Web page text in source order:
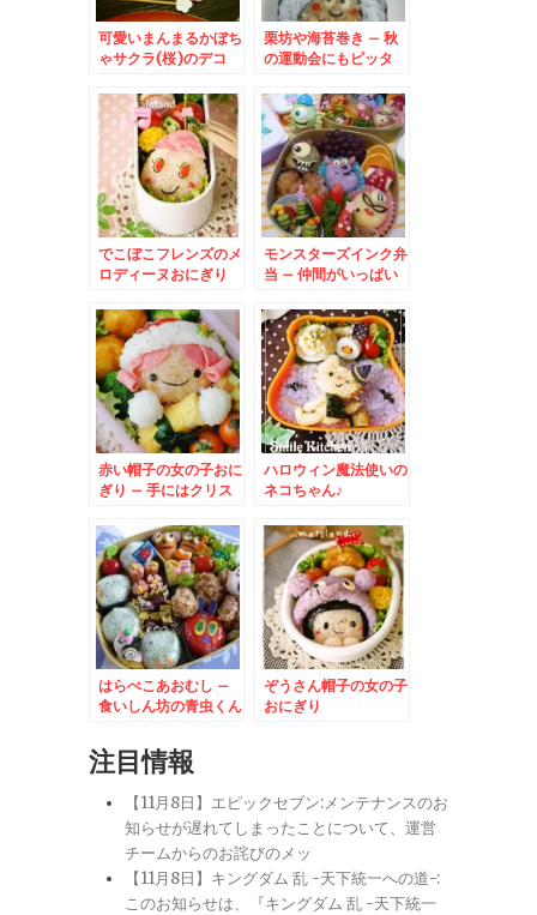
可愛いまんまるかぼち
ゃサクラ(桜)のデコ
栗坊や海苔巻き – 秋
の運動会にもピッタ
でこぼこフレンズのメ
ロディーヌおにぎり
モンスターズインク弁
当 – 仲間がいっぱい
ズ)
赤い帽子の女の子おに
ぎり – 手にはクリス
ハロウィン魔法使いの
ネコちゃん♪
はらぺこあおむし –
食いしん坊の青虫くん
ぞうさん帽子の女の子
おにぎり
注目情報
【11月8日】エピックセブン:メンテナンスのお
知らせが遅れてしまったことについて、運営
チームからのお詫びのメッ
【11月8日】キングダム 乱 -天下統一への道-:
このお知らせは、『キングダム 乱 -天下統一